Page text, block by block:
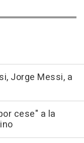
Jorge Messi, a
cese" a la